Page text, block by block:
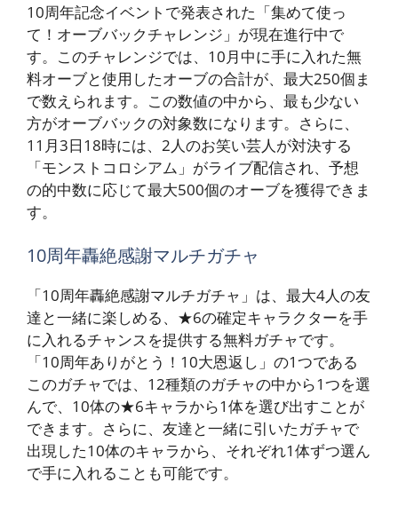
10周年記念イベントで発表された「集めて使っ
て！オーブバックチャレンジ」が現在進行中で
す。このチャレンジでは、10月中に手に入れた無
料オーブと使用したオーブの合計が、最大250個ま
で数えられます。この数値の中から、最も少ない
方がオーブバックの対象数になります。さらに、
11月3日18時には、2人のお笑い芸人が対決する
「モンストコロシアム」がライブ配信され、予想
の的中数に応じて最大500個のオーブを獲得できま
す。
10周年轟絶感謝マルチガチャ
「10周年轟絶感謝マルチガチャ」は、最大4人の友
達と一緒に楽しめる、★6の確定キャラクターを手
に入れるチャンスを提供する無料ガチャです。
「10周年ありがとう！10大恩返し」の1つである
このガチャでは、12種類のガチャの中から1つを選
んで、10体の★6キャラから1体を選び出すことが
できます。さらに、友達と一緒に引いたガチャで
出現した10体のキャラから、それぞれ1体ずつ選ん
で手に入れることも可能です。